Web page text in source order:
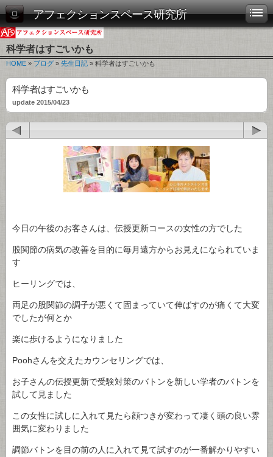
アフェクションスペース研究所
科学者はすごいかも
HOME » ブログ » 先生日記 » 科学者はすごいかも
科学者はすごいかも
update 2015/04/23
今日の午後のお客さんは、伝授更新コースの女性の方でした
股関節の病気の改善を目的に毎月遠方からお見えになられていま
す
ヒーリングでは、
両足の股関節の調子が悪くて固まっていて伸ばすのが痛くて大変
でしたが何とか
楽に歩けるようになりました
Poohさんを交えたカウンセリングでは、
お子さんの伝授更新で受験対策のバトンを新しい学者のバトンを
試して見ました
この女性に試しに入れて見たら顔つきが変わって凄く頭の良い雰
囲気に変わりました
調節バトンを目の前の人に入れて見て試すのが一番解かりやすい